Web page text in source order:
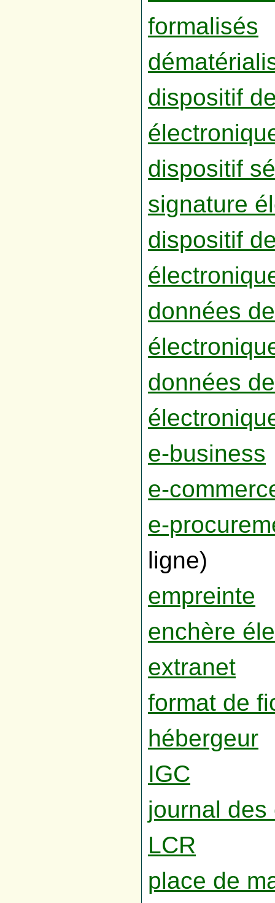
formalisés
dispositif
dispositif
signature
dispositif
données
données
e-business
e-
e-
ligne)
empreinte
enchère
extranet
format de
hébergeur
IGC
journal des
LCR
place de